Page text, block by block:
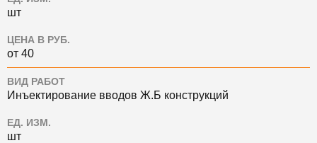
шт
ЦЕНА В РУБ.
от 40
ВИД РАБОТ
Инъектирование вводов Ж.Б конструкций
ЕД. ИЗМ.
шт